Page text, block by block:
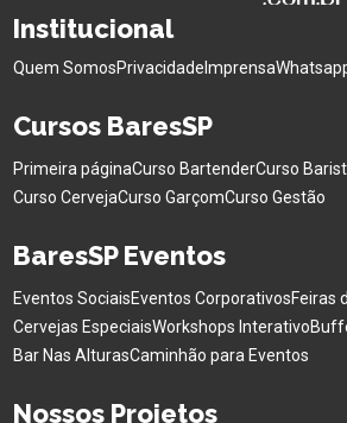
Institucional
Quem SomosPrivacidade Imprensa
Cursos BaresSP
Primeira páginaCurso BartenderCurso
Curso CervejaCurso GarçomCurso Gestão
BaresSP Eventos
Eventos SociaisEventos CorporativosFeiras
Cervejas EspeciaisWorkshops Interativo
Bar Nas AlturasCaminhão para Eventos
Nossos Projetos